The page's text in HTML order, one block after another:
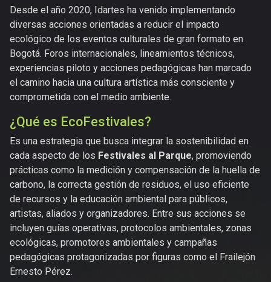
Desde el año 2020, Idartes ha venido implementando
diversas acciones orientadas a reducir el impacto
ecológico de los eventos culturales de gran formato en
Bogotá. Foros internacionales, lineamientos técnicos,
experiencias piloto y acciones pedagógicas han marcado
el camino hacia una cultura artística más consciente y
comprometida con el medio ambiente.
¿Qué es EcoFestivales?
Es una estrategia que busca integrar la sostenibilidad en
cada aspecto de los Festivales al Parque, promoviendo
prácticas como la medición y compensación de la huella de
carbono, la correcta gestión de residuos, el uso eficiente
de recursos y la educación ambiental para públicos,
artistas, aliados y organizadores. Entre sus acciones se
incluyen guías operativas, protocolos ambientales, zonas
ecológicas, promotores ambientales y campañas
pedagógicas protagonizadas por figuras como el Frailejón
Ernesto Pérez.